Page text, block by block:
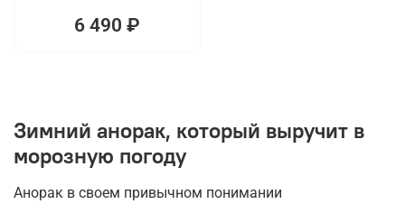
6 490 ₽
Зимний анорак, который выручит в
морозную погоду
Анорак в своем привычном понимании